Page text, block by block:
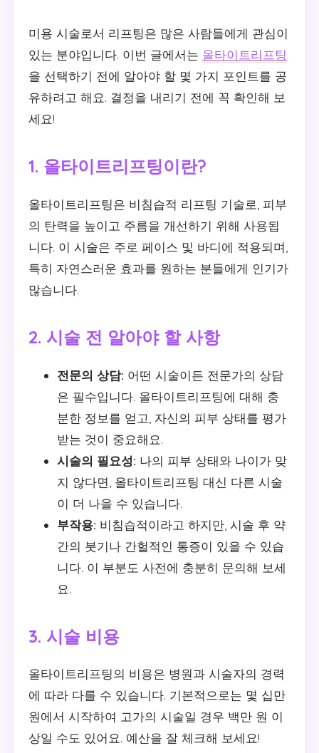
미용 시술로서 리프팅은 많은 사람들에게 관심이
있는 분야입니다. 이번 글에서는 올타이트리프팅
을 선택하기 전에 알아야 할 몇 가지 포인트를 공
유하려고 해요. 결정을 내리기 전에 꼭 확인해 보
세요!
1. 올타이트리프팅이란?
올타이트리프팅은 비침습적 리프팅 기술로, 피부
의 탄력을 높이고 주름을 개선하기 위해 사용됩
니다. 이 시술은 주로 페이스 및 바디에 적용되며,
특히 자연스러운 효과를 원하는 분들에게 인기가
많습니다.
2. 시술 전 알아야 할 사항
전문의 상담: 어떤 시술이든 전문가의 상담
은 필수입니다. 올타이트리프팅에 대해 충
분한 정보를 얻고, 자신의 피부 상태를 평가
받는 것이 중요해요.
시술의 필요성: 나의 피부 상태와 나이가 맞
지 않다면, 올타이트리프팅 대신 다른 시술
이 더 나을 수 있습니다.
부작용: 비침습적이라고 하지만, 시술 후 약
간의 붓기나 간헐적인 통증이 있을 수 있습
니다. 이 부분도 사전에 충분히 문의해 보세
요.
3. 시술 비용
올타이트리프팅의 비용은 병원과 시술자의 경력
에 따라 다를 수 있습니다. 기본적으로는 몇 십만
원에서 시작하여 고가의 시술일 경우 백만 원 이
상일 수도 있어요. 예산을 잘 체크해 보세요!